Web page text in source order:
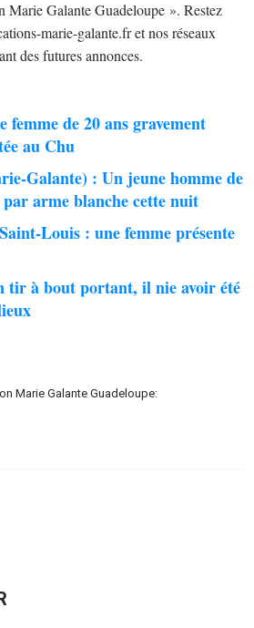
Marie Galante Guadeloupe ». Restez
marie-galante.fr et nos réseaux
des futures annonces.
femme de 20 ans gravement
au Chu
Galante) : Un jeune homme de
par arme blanche cette nuit
Louis : une femme présente
tir à bout portant, il nie avoir été
Marie Galante Guadeloupe: